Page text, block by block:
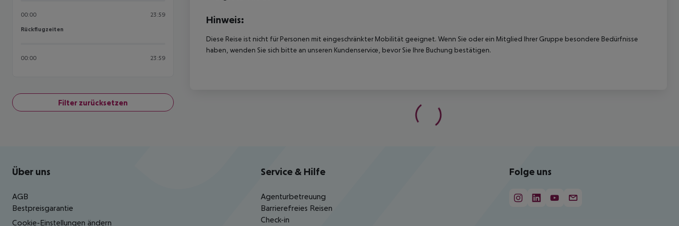
00:00 23:59
Rückflugzeiten
Rückflugzeiten
00:00 23:59
Filter zurücksetzen
Hinweis:
Diese Reise ist nicht für Personen mit eingeschränkter Mobilität geeignet. Wenn Sie oder ein Mitglied Ihrer Gruppe besondere Bedürfnisse
haben, wenden Sie sich bitte an unseren Kundenservice, bevor Sie Ihre Buchung bestätigen.
Footer navigation
Über uns
AGB
Bestpreisgarantie
Cookie-Einstellungen ändern
Service & Hilfe
Agenturbetreuung
Barrierefreies Reisen
Check-in
Folge uns